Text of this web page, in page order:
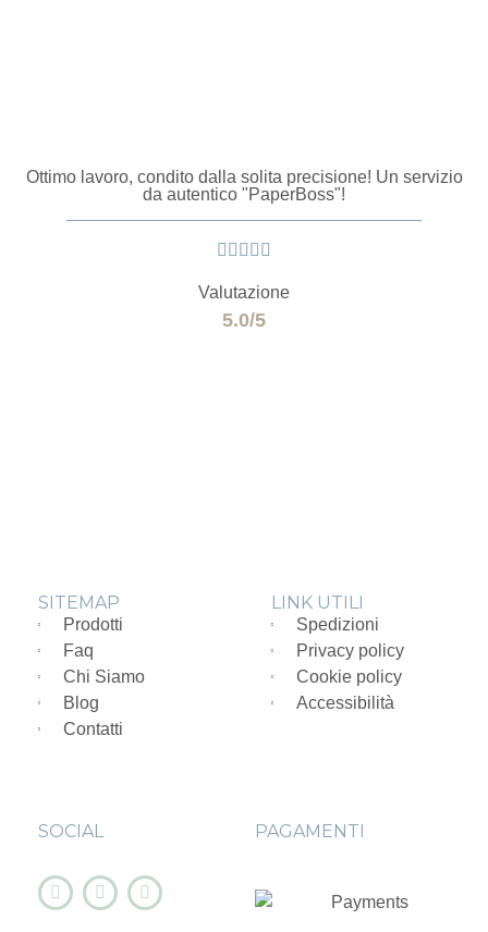
Ottimo lavoro, condito dalla solita precisione! Un servizio
da autentico "PaperBoss"!
    
Valutazione
5.0/5
SITEMAP
Prodotti
Faq
Chi Siamo
Blog
Contatti
SOCIAL
LINK UTILI
Spedizioni
Privacy policy
Cookie policy
Accessibilità
PAGAMENTI